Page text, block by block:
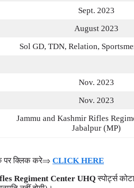
Sept. 2023
August 2023
Sol GD, TDN, Relation,
Nov. 2023
Nov. 2023
Jammu and Kashmir Rifles
Jabalpur (MP)
पर क्लिक करे⇒ CLICK HERE
Regiment Center UHQस्पोर्ट्स